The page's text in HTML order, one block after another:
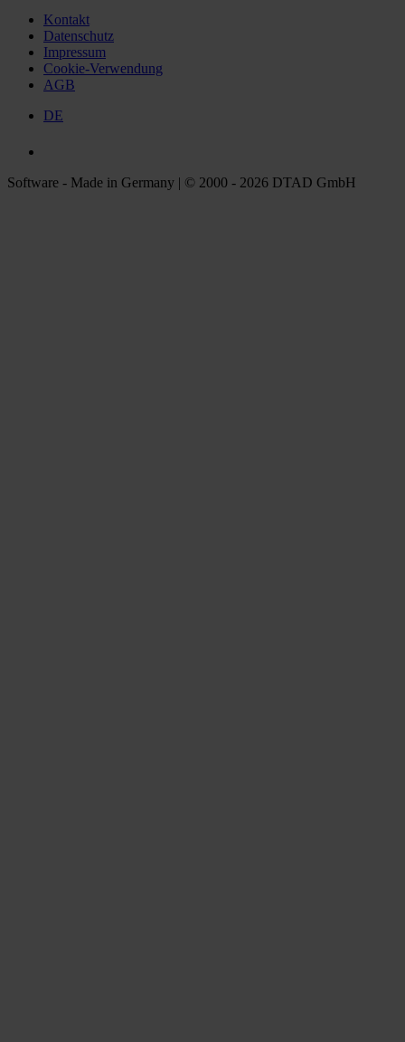
Kontakt
Datenschutz
Impressum
Cookie-Verwendung
AGB
DE
Software - Made in Germany | © 2000 - 2026 DTAD GmbH